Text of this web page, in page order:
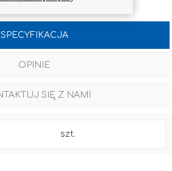
SPECYFIKACJA
OPINIE
SIĘ Z NAMI
szt.